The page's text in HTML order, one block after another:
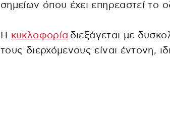
σημείων όπου έχει επηρεαστεί το
Η κυκλοφορία διεξάγεται με
τους διερχόμενους είναι έντονη,